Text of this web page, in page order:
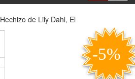
Hechizo de Lily Dahl, El